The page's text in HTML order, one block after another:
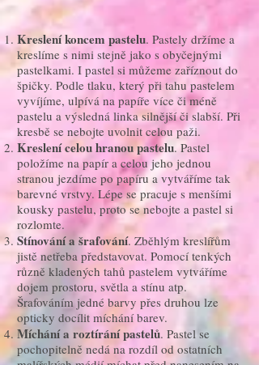
Kreslení koncem pastelu. Pastely držíme a
kreslíme s nimi stejně jako s obyčejnými
pastelkami. I pastel si můžeme zaříznout do
špičky. Podle tlaku, který při tahu pastelem
vyvíjíme, ulpívá na papíře více či méně
pastelu a výsledná linka silnější či slabší. Při
kresbě se nebojte uvolnit celou paži.
Kreslení celou hranou pastelu. Pastel
položíme na papír a celou jeho jednou
stranou jezdíme po papíru a vytváříme tak
barevné vrstvy. Lépe se pracuje s menšími
kousky pastelu, proto se nebojte a pastel si
rozlomte.
Stínování a šrafování. Zběhlým kreslířům
jistě netřeba představovat. Pomocí tenkých
různě kladených tahů pastelem vytváříme
dojem prostoru, světla a stínu atp.
Šrafováním jedné barvy přes druhou lze
opticky docílit míchání barev.
Míchání a roztírání pastelů. Pastel se
pochopitelně nedá na rozdíl od ostatních